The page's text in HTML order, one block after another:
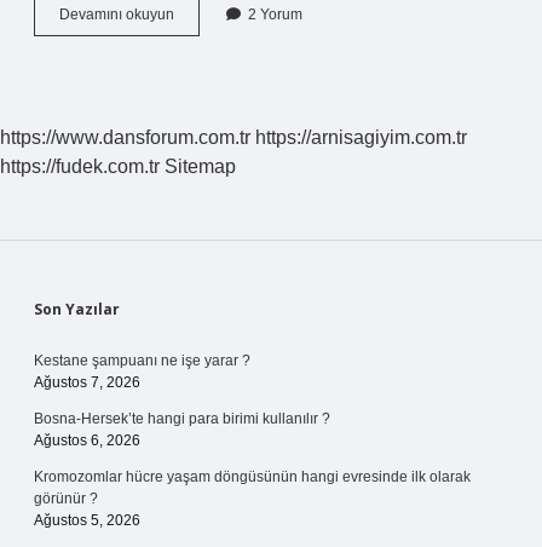
Devamını okuyun
Ne
2 Yorum
https://www.dansforum.com.tr https://arnisagiyim.com.tr
https://fudek.com.tr Sitemap
Sidebar
Son Yazılar
Kestane şampuanı ne işe yarar ?
Ağustos 7, 2026
Bosna-Hersek’te hangi para birimi kullanılır ?
Ağustos 6, 2026
Kromozomlar hücre yaşam döngüsünün hangi evresinde ilk olarak
görünür ?
Ağustos 5, 2026